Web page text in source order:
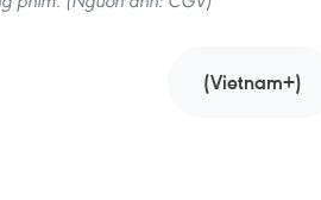
(Vietnam+)